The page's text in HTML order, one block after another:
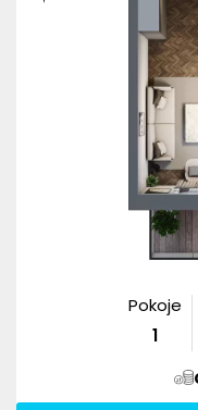
Pokoje
1